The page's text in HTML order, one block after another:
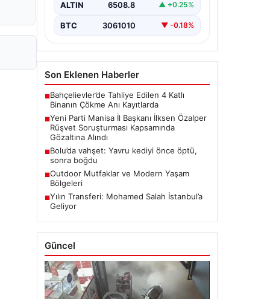
rüşvet soruşturmasında dikkat
Manisa…
ALTIN 6508.8 ▲ +0.25%
BTC 3061010 ▼ -0.18%
Son Eklenen Haberler
■Bahçelievler’de Tahliye Edilen 4 Katlı
Binanın Çökme Anı Kayıtlarda
■Yeni Parti Manisa İl Başkanı İlksen Özalper
Rüşvet Soruşturması Kapsamında
Gözaltına Alındı
■Bolu’da vahşet: Yavru kediyi önce öptü,
sonra boğdu
■Outdoor Mutfaklar ve Modern Yaşam
Bölgeleri
■Yılın Transferi: Mohamed Salah İstanbul’a
Geliyor
Güncel